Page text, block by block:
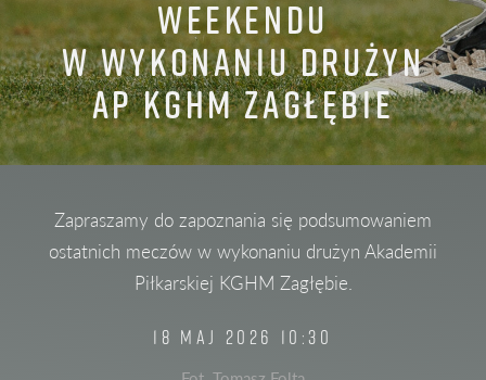
WEEKENDU
W WYKONANIU DRUŻYN
AP KGHM ZAGŁĘBIE
Zapraszamy do zapoznania się podsumowaniem
ostatnich meczów w wykonaniu drużyn Akademii
Piłkarskiej KGHM Zagłębie.
18 MAJ 2026 10:30